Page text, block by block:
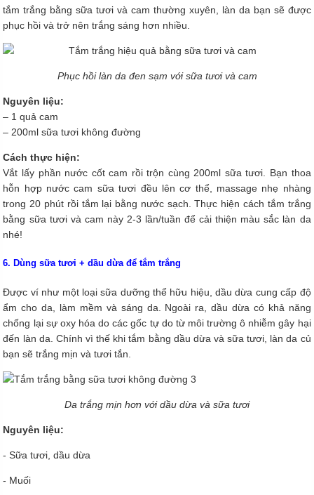
tắm trắng bằng sữa tươi và cam thường xuyên, làn da bạn sẽ được
phục hồi và trở nên trắng sáng hơn nhiều.
Phục hồi làn da đen sạm với sữa tươi và cam
Nguyên liệu:
– 1 quả cam
– 200ml sữa tươi không đường
Cách thực hiện:
Vắt lấy phần nước cốt cam rồi trộn cùng 200ml sữa tươi. Bạn thoa
hỗn hợp nước cam sữa tươi đều lên cơ thể, massage nhẹ nhàng
trong 20 phút rồi tắm lại bằng nước sạch. Thực hiện cách tắm trắng
bằng sữa tươi và cam này 2-3 lần/tuần để cải thiện màu sắc làn da
nhé!
6. Dùng sữa tươi + dầu dừa để tắm trắng
Được ví như một loại sữa dưỡng thể hữu hiệu, dầu dừa cung cấp độ
ẩm cho da, làm mềm và sáng da. Ngoài ra, dầu dừa có khả năng
chống lại sự oxy hóa do các gốc tự do từ môi trường ô nhiễm gây hại
đến làn da. Chính vì thế khi tắm bằng dầu dừa và sữa tươi, làn da củ
bạn sẽ trắng mịn và tươi tắn.
Da trắng mịn hơn với dầu dừa và sữa tươi
Nguyên liệu:
- Sữa tươi, dầu dừa
- Muối